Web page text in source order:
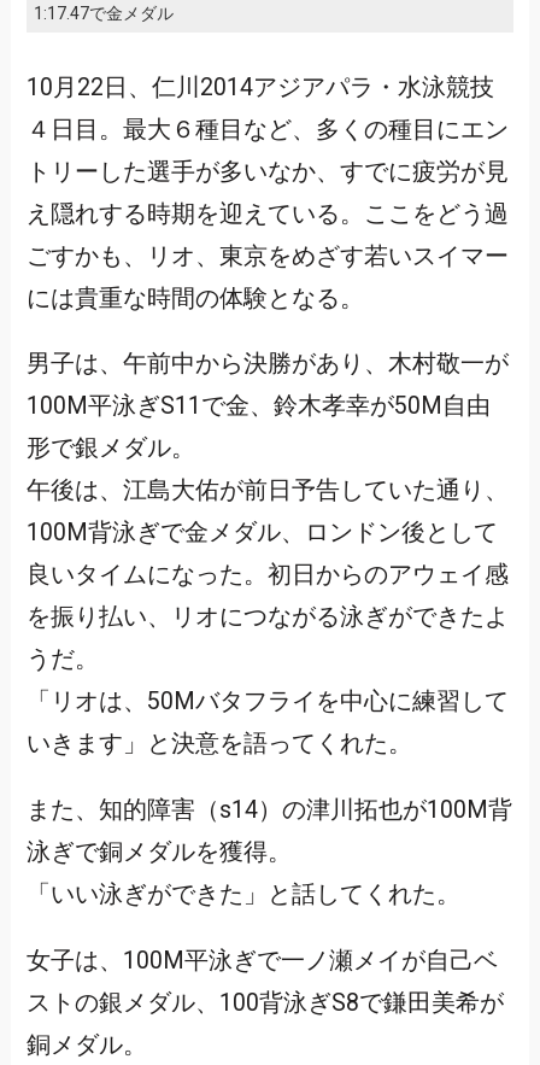
1:17.47で金メダル
10月22日、仁川2014アジアパラ・水泳競技
４日目。最大６種目など、多くの種目にエン
トリーした選手が多いなか、すでに疲労が見
え隠れする時期を迎えている。ここをどう過
ごすかも、リオ、東京をめざす若いスイマー
には貴重な時間の体験となる。
男子は、午前中から決勝があり、木村敬一が
100M平泳ぎS11で金、鈴木孝幸が50M自由
形で銀メダル。
午後は、江島大佑が前日予告していた通り、
100M背泳ぎで金メダル、ロンドン後として
良いタイムになった。初日からのアウェイ感
を振り払い、リオにつながる泳ぎができたよ
うだ。
「リオは、50Mバタフライを中心に練習して
いきます」と決意を語ってくれた。
また、知的障害（s14）の津川拓也が100M背
泳ぎで銅メダルを獲得。
「いい泳ぎができた」と話してくれた。
女子は、100M平泳ぎで一ノ瀬メイが自己ベ
ストの銀メダル、100背泳ぎS8で鎌田美希が
銅メダル。